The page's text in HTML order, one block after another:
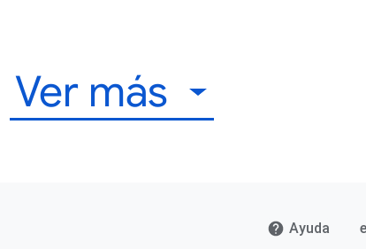
Ver más
Ayuda